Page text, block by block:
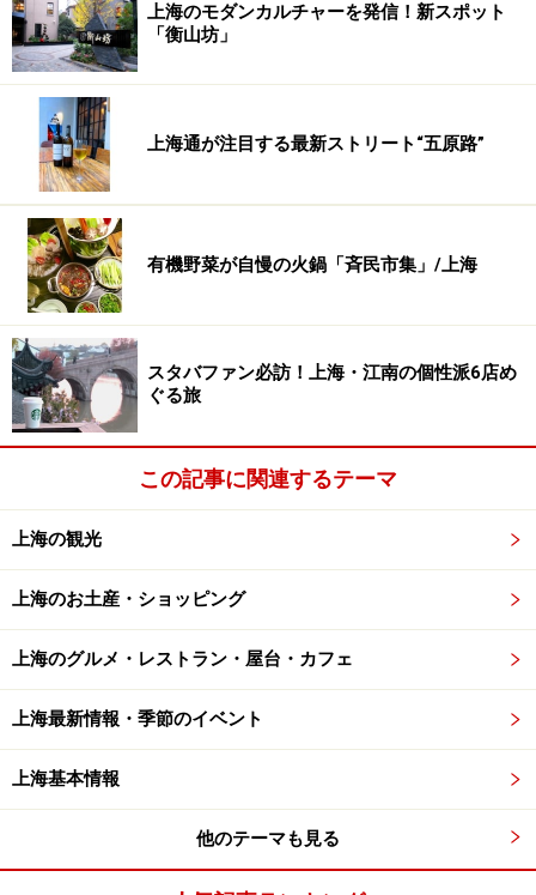
※記事内容は執筆時点のものです。最新の内容をご確認くださ
い。
※海外を訪れる際には最新情報の入手に努め、「
ホームページ
」を確認するなど、安全確保に十分注意を払ってく
ださい。
上海のモダンカルチャーを発信！新スポット
「衡山坊」
上海通が注目する最新ストリート“五原路”
有機野菜が自慢の火鍋「斉民市集」/上海
スタバファン必訪！上海・江南の個性派6店め
ぐる旅
この記事に関連するテーマ
上海の観光
上海のお土産・ショッピング
上海のグルメ・レストラン・屋台・カフェ
上海最新情報・季節のイベント
上海基本情報
他のテーマも見る